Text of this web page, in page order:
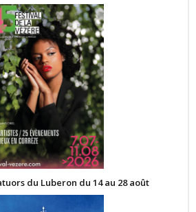
du Luberon du 14 au 28 août